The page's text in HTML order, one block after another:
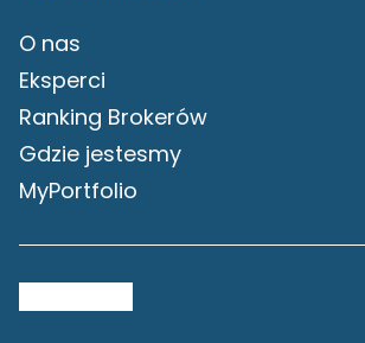
O nas
Eksperci
Ranking Brokerów
Gdzie jestesmy
MyPortfolio